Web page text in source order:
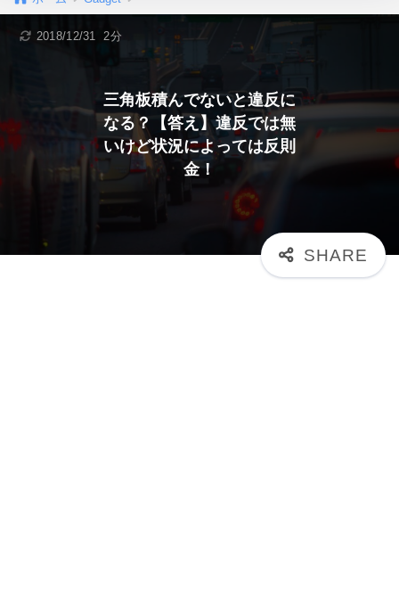
三角板積んでないと違反に
なる？【答え】違反では無
いけど状況によっては反則
金！
2018/12/31 2分